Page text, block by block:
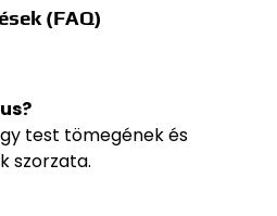
(FAQ)
test tömegének és
szorzata.